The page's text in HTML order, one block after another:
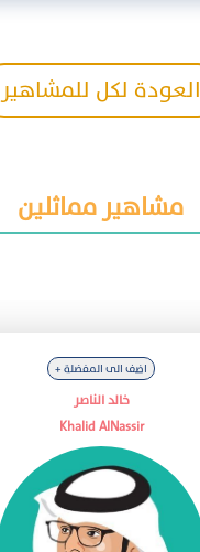
العودة لكل للمشاهير
مشاهير مماثلين
+ اضف الى المفضلة
خالد الناصر
Khalid AlNassir